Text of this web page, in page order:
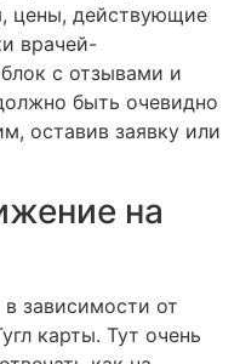
цены, действующие
врачей-
с отзывами и
быть очевидно
оставив заявку или
на
зависимости от
карты. Тут очень